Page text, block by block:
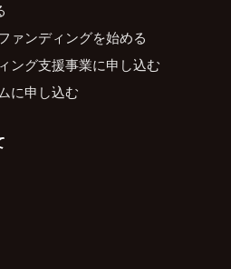
ァンディングを始める
ング支援事業に申し込む
に申し込む